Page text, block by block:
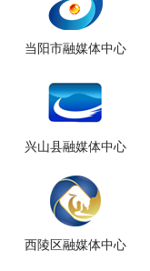
当阳市融媒体中心
兴山县融媒体中心
西陵区融媒体中心